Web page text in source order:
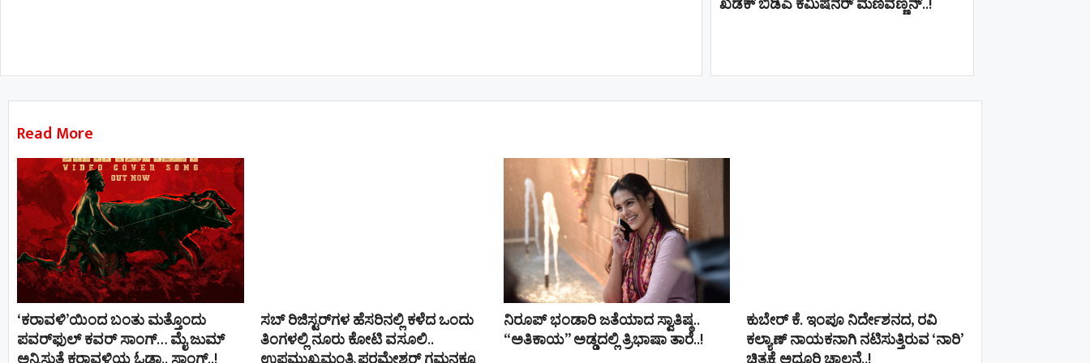
ಖಡಕ್ ಬಿಡಿಎ ಕಮಿಷನರ್ ಮಣಿವಣ್ಣನ್​​..!
Read More
‘ಕರಾವಳಿ’ಯಿಂದ ಬಂತು ಮತ್ತೊಂದು
ಪವರ್‌ಫುಲ್ ಕವರ್ ಸಾಂಗ್… ಮೈ ಜುಮ್
ಸಬ್ ರಿಜಿಸ್ಟರ್​ಗಳ ಹೆಸರಿನಲ್ಲಿ ಕಳೆದ ಒಂದು
ತಿಂಗಳಲ್ಲಿ ನೂರು ಕೋಟಿ ವಸೂಲಿ..
ನಿರೂಪ್ ಭಂಡಾರಿ ಜತೆಯಾದ ಸ್ವಾತಿಷ್ಠ..
“ಅತಿಕಾಯ” ಅಡ್ಡದಲ್ಲಿ ತ್ರಿಭಾಷಾ ತಾರೆ..!
ಕುಬೇರ್ ಕೆ. ಇಂಪೂ ನಿರ್ದೇಶನದ, ರವಿ
ಕಲ್ಯಾಣ್‍ ನಾಯಕನಾಗಿ ನಟಿಸುತ್ತಿರುವ ‘ನಾರಿ’